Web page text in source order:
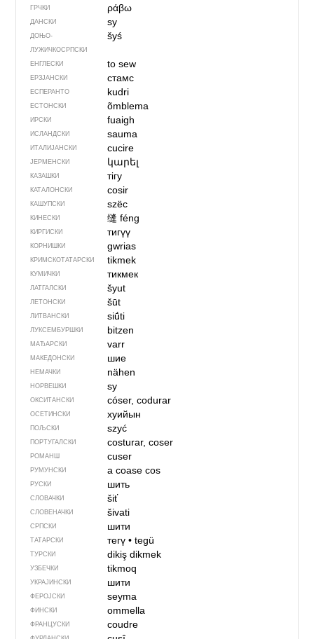
ГРЧКИ ράβω
ДАНСКИ sy
ДОЊО­
ЛУЖИЧКОСРПСКИ
šyś
ЕНГЛЕСКИ to sew
ЕРЗЈАНСКИ стамс
ЕСПЕРАНТО kudri
ЕСТОНСКИ õmblema
ИРСКИ fuaigh
ИСЛАНДСКИ sauma
ИТАЛИЈАНСКИ cucire
ЈЕРМЕНСКИ կարել
КАЗАШКИ тігу
КАТАЛОНСКИ cosir
КАШУПСКИ szëc
КИНЕСКИ 缝féng
КИРГИСКИ тигүү
КОРНИШКИ gwrias
КРИМСКОТАТАРСКИ tikmek
КУМИЧКИ тикмек
ЛАТГАЛСКИ šyut
ЛЕТОНСКИ šūt
ЛИТВАНСКИ siū́ti
ЛУКСЕМБУРШКИ bitzen
МАЂАРСКИ varr
МАКЕДОНСКИ шие
НЕМАЧКИ nähen
НОРВЕШКИ sy
ОКСИТАНСКИ cóser, codurar
ОСЕТИНСКИ хуийын
ПОЉСКИ szyć
ПОРТУГАЛСКИ costurar, coser
РОМАНШ cuser
РУМУНСКИ a coasecos
РУСКИ шить
СЛОВАЧКИ šiť
СЛОВЕНАЧКИ šivati
СРПСКИ шити
ТАТАРСКИ тегү• tegü
ТУРСКИ dikiş dikmek
УЗБЕЧКИ tikmoq
УКРАЈИНСКИ шити
ФЕРОЈСКИ seyma
ФИНСКИ ommella
ФРАНЦУСКИ coudre